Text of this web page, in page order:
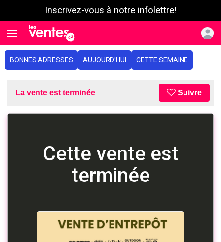
Inscrivez-vous à notre infolettre!
Toggle navigation
BONNES ADRESSES AUJOURD'HUI CETTE SEMAINE
La vente est terminée Suivre
Cette vente est
terminée